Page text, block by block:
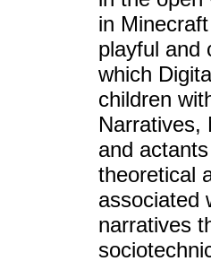
in
playful and
which
children
Narratives,
and
theoretical
associated
narratives